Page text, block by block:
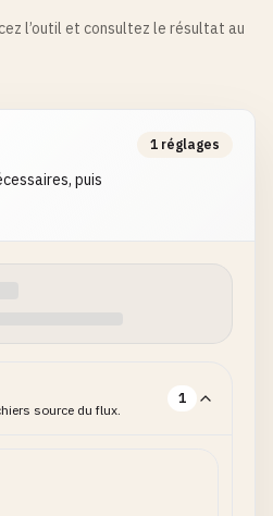
l’outil et consultez le résultat au
puis
1 réglages
source du flux.
1